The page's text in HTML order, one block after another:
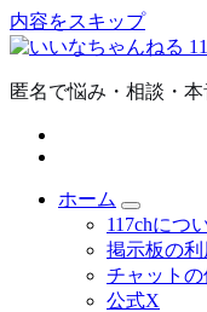
内容をスキップ
匿名で悩み・相談・
ホーム
117chにつ
掲示板の
チャット
公式X